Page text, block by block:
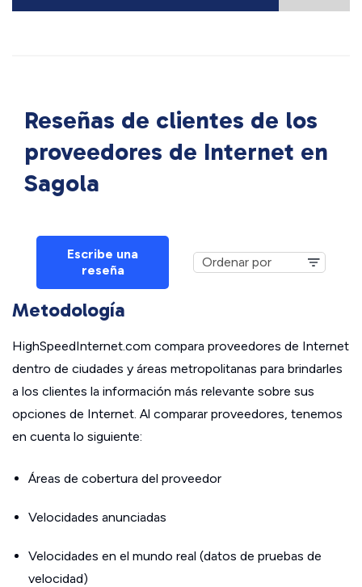
Reseñas de clientes de los
proveedores de Internet en
Sagola
Escribe una
reseña
Metodología
HighSpeedInternet.com compara proveedores de Internet
dentro de ciudades y áreas metropolitanas para brindarles
a los clientes la información más relevante sobre sus
opciones de Internet. Al comparar proveedores, tenemos
en cuenta lo siguiente:
Áreas de cobertura del proveedor
Velocidades anunciadas
Velocidades en el mundo real (datos de pruebas de
velocidad)